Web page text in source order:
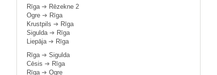
Rīga➔ Rēzekne 2
Ogre ➔ Rīga
Krustpils ➔ Rīga
Sigulda➔ Rīga
Liepāja➔ Rīga
Rīga➔ Sigulda
Cēsis ➔ Rīga
Rīga➔ Ogre